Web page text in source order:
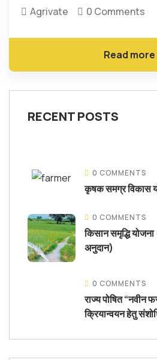
Agrivate 0 Comments
Read more
RECENT POSTS
0 COMMENTS
कृषक समग्र विकास
0 COMMENTS
किसान समृद्धि
अनुदान)
0 COMMENTS
राज्य पोषित
क्रियान्वयन हेतु